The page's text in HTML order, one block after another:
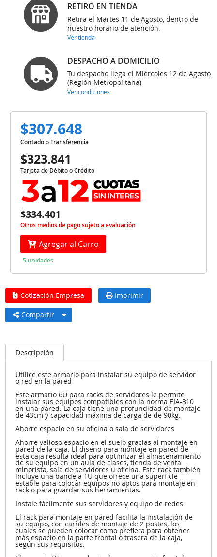
RETIRO EN TIENDA
Retira el Martes 11 de Agosto, dentro de
nuestro horario de atención.
Ver tienda
DESPACHO A DOMICILIO
Tu despacho llega el Miércoles 12 de Agosto
(Región Metropolitana)
Ver condiciones
$307.648
Contado o Transferencia
$323.841
Tarjeta de Débito o Crédito
$334.401
Otros medios de pago sujeto a evaluación
Agregar al Carro
5 unidades
Cotización Empresa Imprimir
Compartir
Descripción
Utilice este armario para instalar su equipo de servidor
o red en la pared
Este armario 6U para racks de servidores le permite
instalar sus equipos compatibles con la norma EIA-310
en una pared. La caja tiene una profundidad de montaje
de 43cm y capacidad máxima de carga de de 90kg.
Ahorre espacio en su oficina o sala de servidores
Ahorre valioso espacio en el suelo gracias al montaje en
pared de la caja. El diseño para montaje en pared de
esta caja resulta ideal para optimizar el almacenamiento
de su equipo en un aula de clases, tienda de venta
minorista, sala de servidores u oficina. Este rack también
incluye una bandeja 1U que ofrece una superficie
estable para colocar equipos no aptos para montaje en
rack o para guardar sus herramientas.
Instale fácilmente sus servidores y equipo de redes
El rack para montaje en pared facilita la instalación de
su equipo, con carriles de montaje de 2 postes, los
cuales se pueden colocar como prefiera para obtener
más espacio en la parte frontal o trasera de la caja,
según sus requisitos.